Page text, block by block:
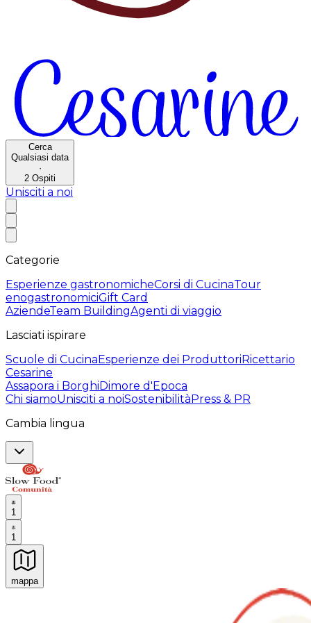
Cerca
Qualsiasi data
·
2 Ospiti
Unisciti a noi
Categorie
Esperienze gastronomicheCorsi di CucinaTour
enogastronomiciGift Card
AziendeTeam BuildingAgenti di viaggio
Lasciati ispirare
Scuole di CucinaEsperienze dei ProduttoriRicettario
Cesarine
Assapora i BorghiDimore d'Epoca
Chi siamoUnisciti a noiSostenibilitàPress & PR
Cambia lingua
1
1
mappa
Esperienze culinarie indimenticabili: Esperienze